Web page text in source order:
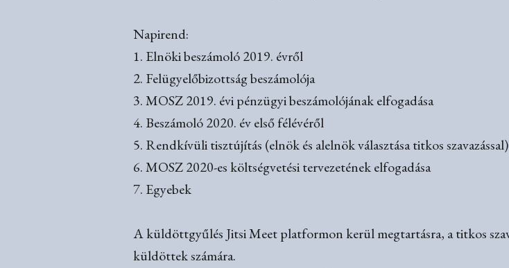
Napirend:
1. Elnöki beszámoló 2019. évről
2. Felügyelőbizottság beszámolója
3. MOSZ 2019. évi pénzügyi beszámolójának elfogadása
4. Beszámoló 2020. év első félévéről
5. Rendkívüli tisztújítás (elnök és alelnök választása titkos szavazással)
6. MOSZ 2020-es költségvetési tervezetének elfogadása
7. Egyebek
A küldöttgyűlés Jitsi Meet platformon kerül megtartásra, a titkos
küldöttek számára.